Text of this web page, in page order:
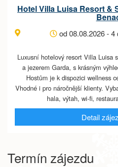
Hotel Villa Luisa Resort &
od 08.08.2026 - 4
Luxusní hotelový resort Villa Luisa
a jezerem Garda, s krásným
Hostům je k dispozici wellness
Vhodné i pro náročnější klienty.
hala, výtah, wi-fi,
Detail
Termín zájezdu